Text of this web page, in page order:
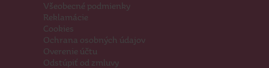
Všeobecné podmienky
Reklamácie
Cookies
Ochrana osobných údajov
Overenie účtu
Odstúpiť od zmluvy